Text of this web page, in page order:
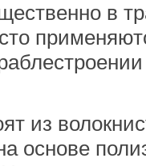
в
из
основе